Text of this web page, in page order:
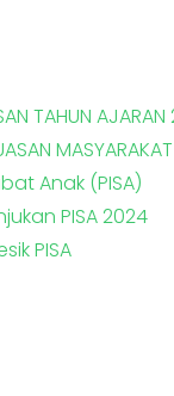
TAHUN
Anak (PISA)
PISA 2024
PISA